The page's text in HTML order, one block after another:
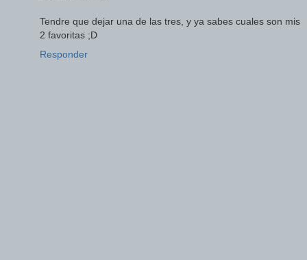
Tendre que dejar una de las tres, y ya sabes cuales son mis
2 favoritas ;D
Responder